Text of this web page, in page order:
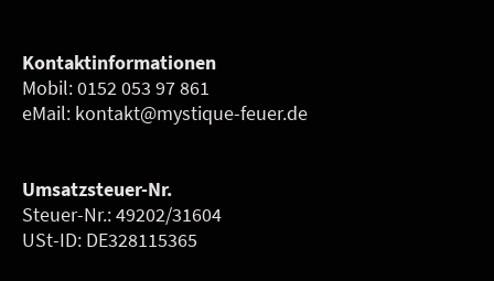
Kontaktinformationen
Mobil: 0152 053 97 861
eMail: kontakt@mystique-feuer.de
Umsatzsteuer-Nr.
Steuer-Nr.: 49202/31604
USt-ID: DE328115365